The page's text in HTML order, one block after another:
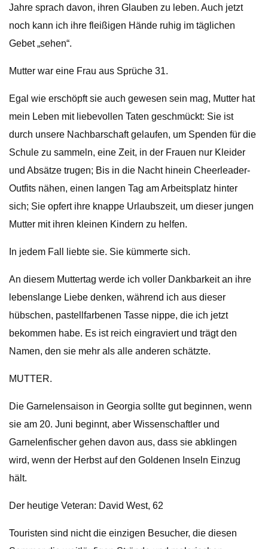
Jahre sprach davon, ihren Glauben zu leben. Auch jetzt
noch kann ich ihre fleißigen Hände ruhig im täglichen
Gebet „sehen“.
Mutter war eine Frau aus Sprüche 31.
Egal wie erschöpft sie auch gewesen sein mag, Mutter hat
mein Leben mit liebevollen Taten geschmückt: Sie ist
durch unsere Nachbarschaft gelaufen, um Spenden für die
Schule zu sammeln, eine Zeit, in der Frauen nur Kleider
und Absätze trugen; Bis in die Nacht hinein Cheerleader-
Outfits nähen, einen langen Tag am Arbeitsplatz hinter
sich; Sie opfert ihre knappe Urlaubszeit, um dieser jungen
Mutter mit ihren kleinen Kindern zu helfen.
In jedem Fall liebte sie. Sie kümmerte sich.
An diesem Muttertag werde ich voller Dankbarkeit an ihre
lebenslange Liebe denken, während ich aus dieser
hübschen, pastellfarbenen Tasse nippe, die ich jetzt
bekommen habe. Es ist reich eingraviert und trägt den
Namen, den sie mehr als alle anderen schätzte.
MUTTER.
Die Garnelensaison in Georgia sollte gut beginnen, wenn
sie am 20. Juni beginnt, aber Wissenschaftler und
Garnelenfischer gehen davon aus, dass sie abklingen
wird, wenn der Herbst auf den Goldenen Inseln Einzug
hält.
Der heutige Veteran: David West, 62
Touristen sind nicht die einzigen Besucher, die diesen